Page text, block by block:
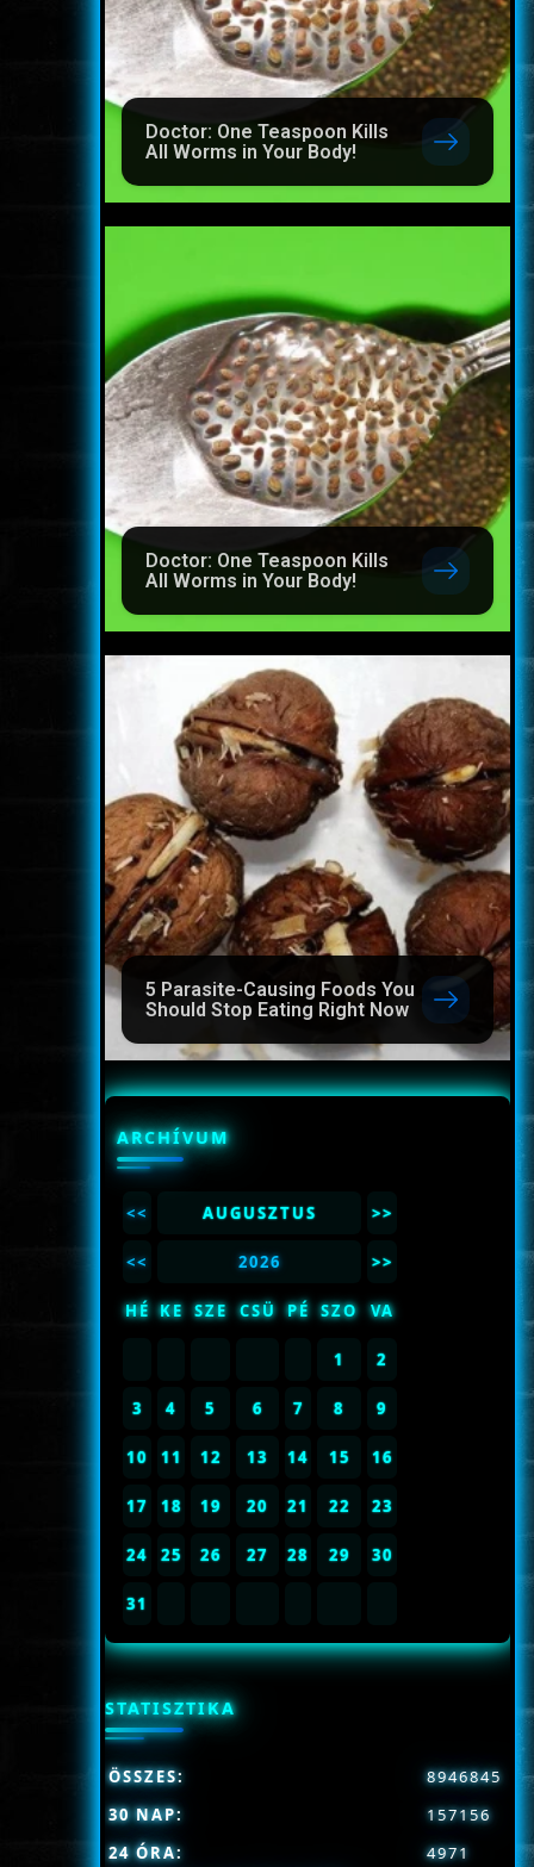
Doctor: One Teaspoon Kills
All Worms in Your Body!
Doctor: One Teaspoon Kills
All Worms in Your Body!
5 Parasite-Causing Foods You
Should Stop Eating Right Now
ARCHÍVUM
<< AUGUSZTUS >>
<< 2026 >>
HÉ KE SZE CSÜ PÉ SZO VA
1 2
3 4 5 6 7 8 9
10 11 12 13 14 15 16
17 18 19 20 21 22 23
24 25 26 27 28 29 30
31
STATISZTIKA
ÖSSZES:
8946845
30 NAP:
157156
24 ÓRA:
4971